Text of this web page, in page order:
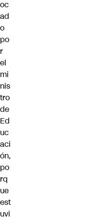
oc
ad
o
po
r
el
mi
nis
tro
de
Ed
uc
aci
ón,
po
rq
ue
est
uvi